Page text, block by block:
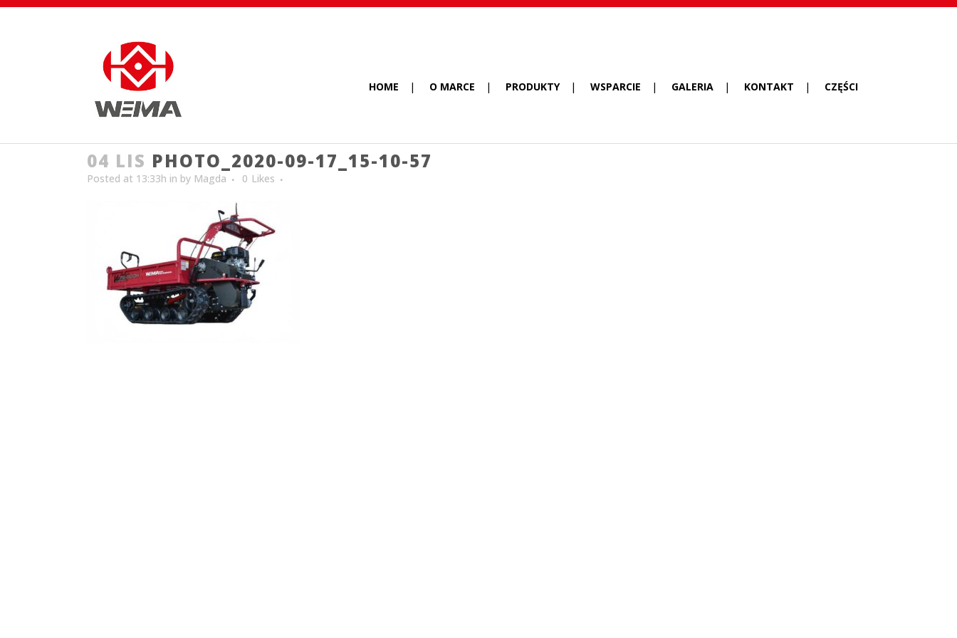
HOME O MARCE PRODUKTY WSPARCIE GALERIA KONTAKT CZĘŚCI
04 LIS PHOTO_2020-09-17_15-10-57
Posted at 13:33h in by Magda 0 Likes